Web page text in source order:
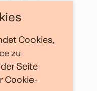
Cookies,
zu
Seite
Cookie-